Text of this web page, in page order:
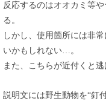
反応するのはオオカミ等
る。
しかし、使用箇所には非
いかもしれない…。
また、こちらが近付くと
説明文には野生動物を“釘